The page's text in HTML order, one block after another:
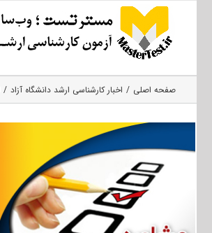
صفحه اصلی اخبار کارشناسی ارشد دانشگاه آزاد